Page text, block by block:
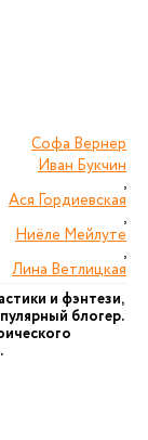
Софа Вернер
Иван Букчин
,
Ася Гордиевская
,
Ниёле Мейлуте
,
Лина Ветлицкая
и фэнтези,
блогер.